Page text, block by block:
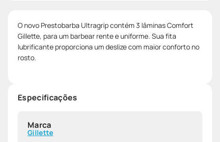
O novo Prestobarba Ultragrip contém 3 lâminas Comfort
Gillette, para um barbear rente e uniforme. Sua fita
lubrificante proporciona um deslize com maior conforto no
rosto.
Especificações
Marca
Gillette